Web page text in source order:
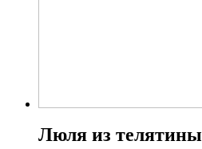
Люля из телятины